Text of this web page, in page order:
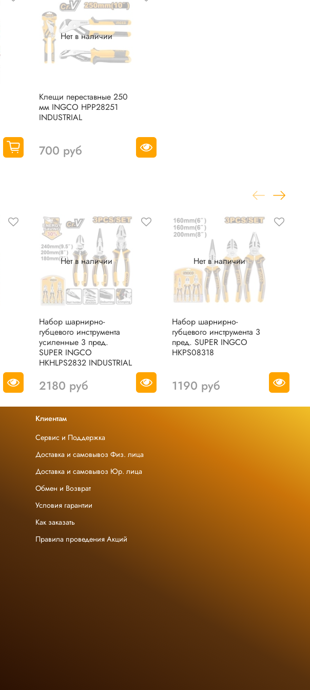
Нет в наличии
Клещи переставные 250
мм INGCO HPP28251
INDUSTRIAL
700 руб
Нет в наличии
Набор шарнирно-
губцевого инструмента
усиленные 3 пред.
SUPER INGCO
HKHLPS2832 INDUSTRIAL
2180 руб
Нет в наличии
Набор шарнирно-
губцевого инструмента 3
пред. SUPER INGCO
HKPS08318
1190 руб
Клиентам
Сервис и Поддержка
Доставка и самовывоз Физ. лица
Доставка и самовывоз Юр. лица
Обмен и Возврат
Условия гарантии
Как заказать
Правила проведения Акций